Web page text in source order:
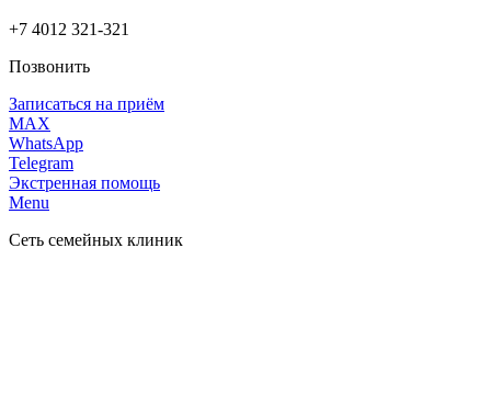
+7 4012 321-321
Позвонить
Записаться на приём
MAX
WhatsApp
Telegram
Экстренная помощь
Menu
Сеть семейных клиник